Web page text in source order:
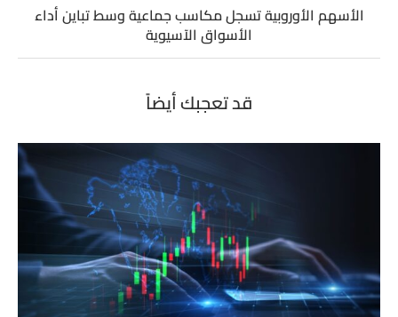
الأسهم الأوروبية تسجل مكاسب جماعية وسط تباين أداء
الأسواق الآسيوية
قد تعجبك أيضاً